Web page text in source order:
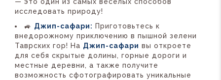
исследовать природу!
🚙 Джип-сафари: Приготовьтесь к
внедорожному приключению в пышной зелени
Таврских гор! На Джип-сафари вы откроете
для себя скрытые долины, горные дороги и
местные деревни, а также получите
возможность сфотографировать уникальные